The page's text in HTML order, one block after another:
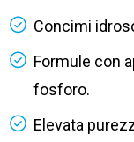
Concimi
Formule con
fosforo.
Elevata